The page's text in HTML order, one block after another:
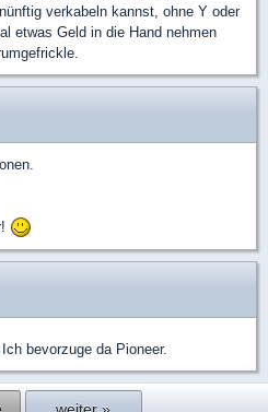
verkabeln kannst, ohne Y oder
etwas Geld in die Hand nehmen
bevorzuge da Pioneer.